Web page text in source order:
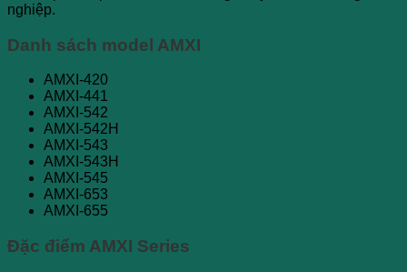
nghiệp.
Danh sách model AMXI
AMXI-420
AMXI-441
AMXI-542
AMXI-542H
AMXI-543
AMXI-543H
AMXI-545
AMXI-653
AMXI-655
Đặc điểm AMXI Series